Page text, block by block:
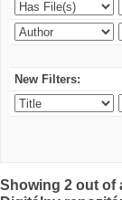
New Filters:
Showing 2 out of